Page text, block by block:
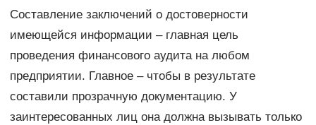
Составление заключений о достоверности
имеющейся информации – главная цель
проведения финансового аудита на любом
предприятии. Главное – чтобы в результате
составили прозрачную документацию. У
заинтересованных лиц она должна вызывать только